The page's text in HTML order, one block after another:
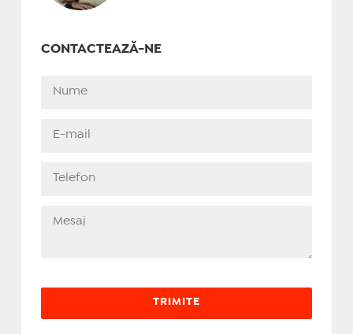
CONTACTEAZĂ-NE